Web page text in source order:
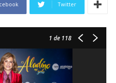
Twitter
1 de 118